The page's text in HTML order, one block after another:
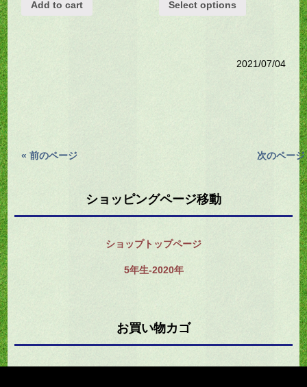
Add to cart Select options
2021/07/04
« 前のページ 次のページ
ショッピングページ移動
ショップトップページ
5年生-2020年
お買い物カゴ